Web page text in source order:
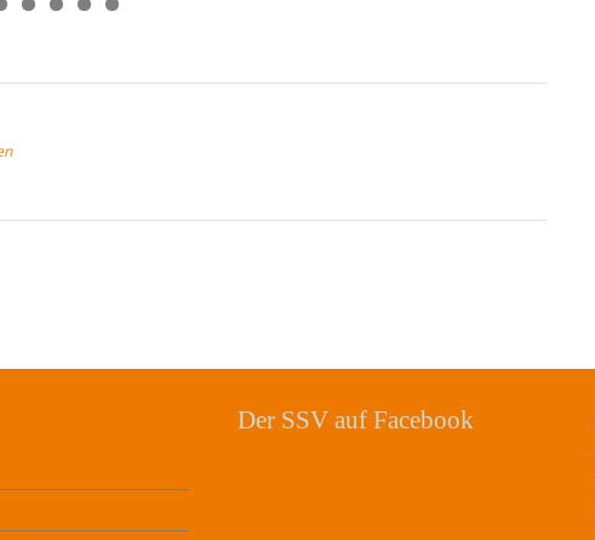
0 1 2
Der SSV auf Facebook